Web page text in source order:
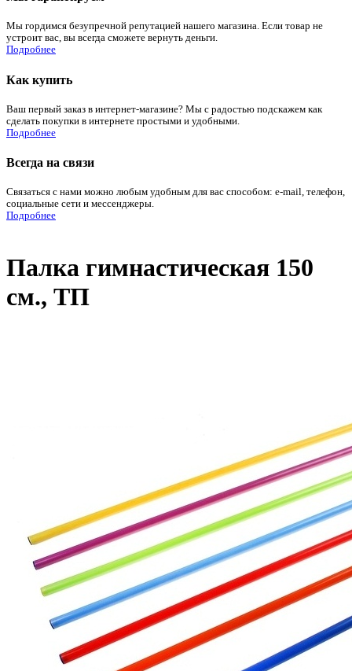
Мы гордимся безупречной репутацией нашего магазина. Если товар не
устроит вас, вы всегда сможете вернуть деньги.
Подробнее
Как купить
Ваш первый заказ в интернет-магазине? Мы с радостью подскажем как
сделать покупки в интернете простыми и удобными.
Подробнее
Всегда на связи
Связаться с нами можно любым удобным для вас способом: e-mail, телефон,
социальные сети и мессенджеры.
Подробнее
Палка гимнастическая 150
см., ТП